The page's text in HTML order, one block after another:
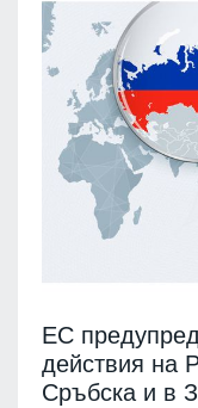
ЕС
действия на
Сръбска и в